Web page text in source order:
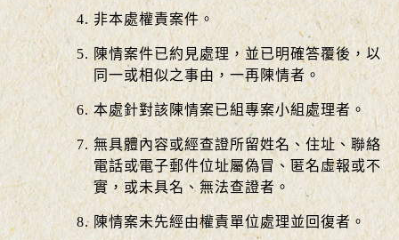
非本處權責案件。
陳情案件已約見處理，並已明確答覆後，以
同一或相似之事由，一再陳情者。
本處針對該陳情案已組專案小組處理者。
無具體內容或經查證所留姓名、住址、聯絡
電話或電子郵件位址屬偽冒、匿名虛報或不
實，或未具名、無法查證者。
陳情案未先經由權責單位處理並回復者。